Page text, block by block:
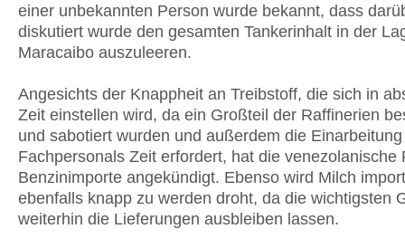
einer unbekannten Person wurde bekannt, dass
diskutiert wurde den gesamten Tankerinhalt in der
Maracaibo auszuleeren.
Angesichts der Knappheit an Treibstoff, die sich in
Zeit einstellen wird, da ein Großteil der Raffinerien
und sabotiert wurden und außerdem die
Fachpersonals Zeit erfordert, hat die venezolanische
Benzinimporte angekündigt. Ebenso wird Milch
ebenfalls knapp zu werden droht, da die wichtigsten
weiterhin die Lieferungen ausbleiben lassen.